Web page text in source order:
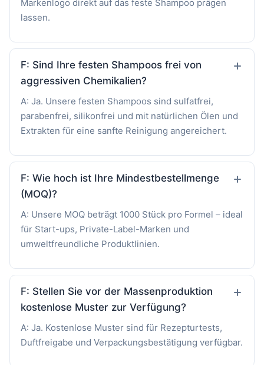
Markenlogo direkt auf das feste Shampoo prägen
lassen.
F: Sind Ihre festen Shampoos frei von
aggressiven Chemikalien?
A: Ja. Unsere festen Shampoos sind sulfatfrei,
parabenfrei, silikonfrei und mit natürlichen Ölen und
Extrakten für eine sanfte Reinigung angereichert.
F: Wie hoch ist Ihre Mindestbestellmenge
(MOQ)?
A: Unsere MOQ beträgt 1000 Stück pro Formel – ideal
für Start-ups, Private-Label-Marken und
umweltfreundliche Produktlinien.
F: Stellen Sie vor der Massenproduktion
kostenlose Muster zur Verfügung?
A: Ja. Kostenlose Muster sind für Rezepturtests,
Duftfreigabe und Verpackungsbestätigung verfügbar.